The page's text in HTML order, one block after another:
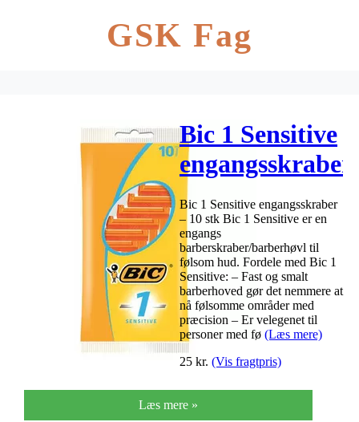
GSK Fag
Bic 1 Sensitive
engangsskraber
– 10 stk
Bic 1 Sensitive engangsskraber
– 10 stk Bic 1 Sensitive er en
engangs
barberskraber/barberhøvl til
følsom hud. Fordele med Bic 1
Sensitive: – Fast og smalt
barberhoved gør det nemmere at
nå følsomme områder med
præcision – Er velegenet til
personer med fø (Læs mere)
25 kr. (Vis fragtpris)
Læs mere »